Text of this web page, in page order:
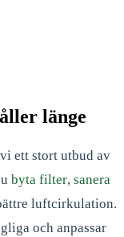
länge
ett stort utbud av
byta filter, sanera
luftcirkulation.
och anpassar